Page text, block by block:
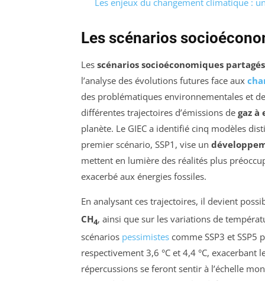
Les enjeux du changement climatique :
Les scénarios
Les scénarios socioéconomiques partagés
l’analyse des évolutions futures face aux
des problématiques environnementales et
différentes trajectoires d’émissions de gaz à
planète. Le GIEC a identifié cinq modèles
premier scénario, SSP1, vise un
mettent en lumière des réalités plus
exacerbé aux énergies fossiles.
En analysant ces trajectoires, il devient
CH4, ainsi que sur les variations de
scénarios pessimistes comme SSP3 et
respectivement 3,6 °C et 4,4 °C, exacerbant
répercussions se feront sentir à l’échelle